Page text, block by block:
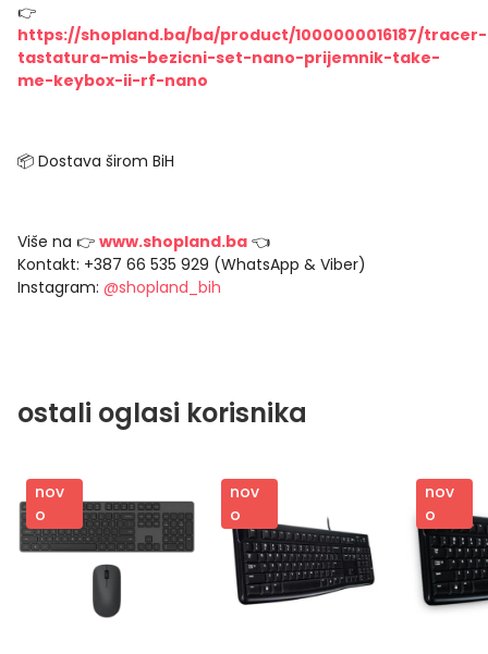
👉
https://shopland.ba/ba/product/1000000016187/tracer-
tastatura-mis-bezicni-set-nano-prijemnik-take-
me-keybox-ii-rf-nano
📦 Dostava širom BiH
Više na 👉 www.shopland.ba 👈
Kontakt: +387 66 535 929 (WhatsApp & Viber)
Instagram: @shopland_bih
ostali oglasi korisnika
nov
o
nov
o
nov
o